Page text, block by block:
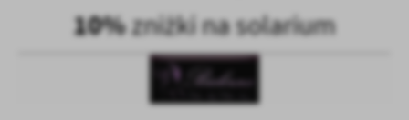
10%zniżki na solarium